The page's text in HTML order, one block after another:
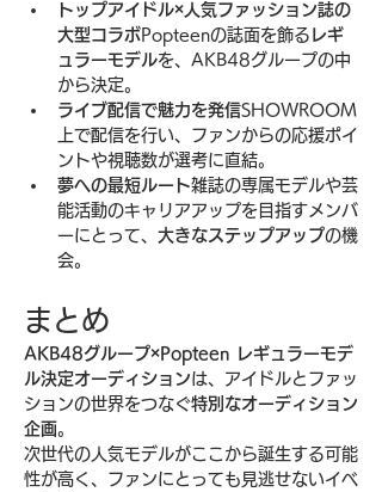
トップアイドル×人気ファッション誌の
大型コラボPopteenの誌面を飾る レギ
ュラーモデルを、AKB48グループの中
から決定。
ライブ配信で魅力を発信SHOWROOM
上で配信を行い、ファンからの応援ポイ
ントや視聴数が選考に直結。
夢への最短ルート雑誌の専属モデルや芸
能活動のキャリアアップを目指すメンバ
ーにとって、 大きなステップアップの機
会。
まとめ
AKB48グループ×Popteen レギュラーモデ
ル決定オーディションは、アイドルとファッ
ションの世界をつなぐ特別なオーディション
企画。
次世代の人気モデルがここから誕生する可能
性が高く、ファンにとっても見逃せないイベ